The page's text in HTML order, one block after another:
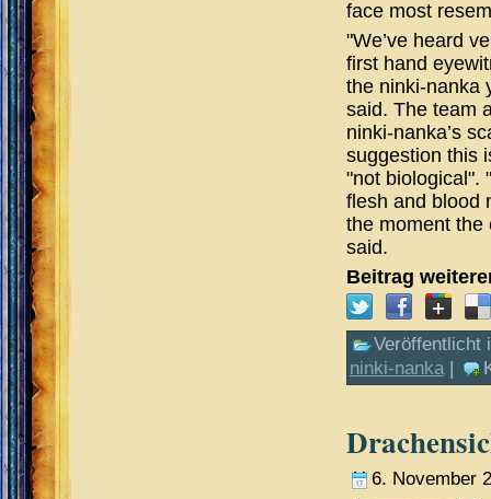
face most
"We’ve heard
first hand
the ninki-nanka
said. The team
ninki-nanka’s
suggestion this
"not biological".
flesh and blood
the moment the
said.
Beitrag
Veröffentlicht
ninki-nanka|
6. November